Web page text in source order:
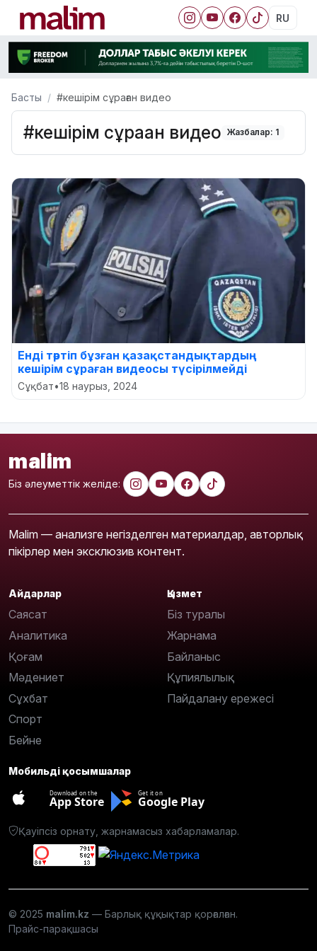
RU
Басты #кешірім сұраған видео
#кешірім сұраған видео Жазбалар: 1
Енді тәртіп бұзған қазақстандықтардың
кешірім сұраған видеосы түсірілмейді
Сұқбат•18 наурыз, 2024
malim
Біз әлеуметтік желіде:
Malim — анализге негізделген материалдар, авторлық
пікірлер мен эксклюзив контент.
Айдарлар
Саясат
Аналитика
Қоғам
Мәдениет
Сұхбат
Спорт
Бейне
Қызмет
Біз туралы
Жарнама
Байланыс
Құпиялылық
Пайдалану ережесі
Мобильді қосымшалар
Download on the
App Store
Get it on
Google Play
Қауіпсіз орнату, жарнамасыз хабарламалар.
© 2025 malim.kz — Барлық құқықтар қорғалған.
Прайс-парақшасы